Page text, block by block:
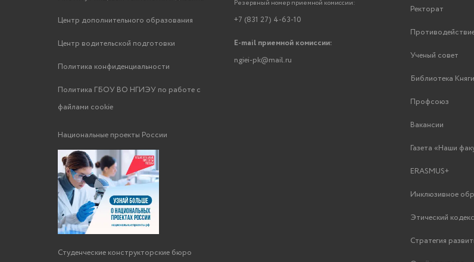
Центр дополнительного образования
Центр водительской подготовки
Политика конфиденциальности
Политика ГБОУ ВО НГИЭУ по работе с
файлами cookie
Национальные проекты России
Студенческие конструкторские бюро
Резервный номер приемной комиссии:
+7 (831 27) 4-63-10
E-mail приемной комиссии:
ngiei-pk@mail.ru
Ректорат
Ученый совет
Библиотека
Профсоюз
Вакансии
Газета «Наши
ERASMUS+
Инклюзивное
Этический кодекс
Стратегия